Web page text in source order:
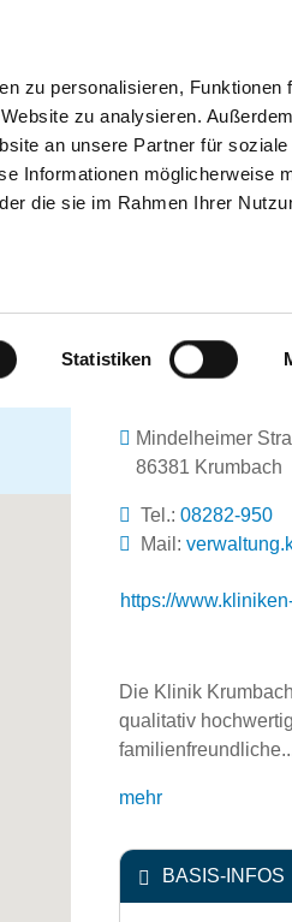
zu personalisieren, Funktionen
zu analysieren.
an unsere Partner für
Informationen möglicherweise
die sie im Rahmen Ihrer
Statistiken
TIPPS & HILFE DAS DKV
KRUMBACH
Mindelheimer
86381 Krumbach
Tel.: 08282-950
Mail: ed.urk-zg-
https://
Die Klinik
qualitativ
mehr
BASIS-INFOS